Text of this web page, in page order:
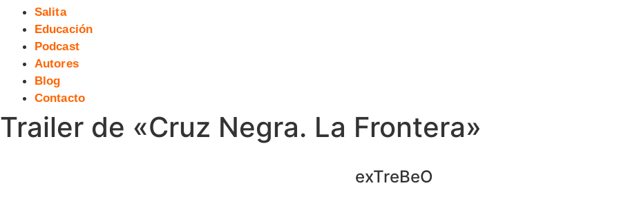
Salita
Educación
Podcast
Autores
Blog
Contacto
Trailer de «Cruz Negra. La Frontera»
exTreBeO